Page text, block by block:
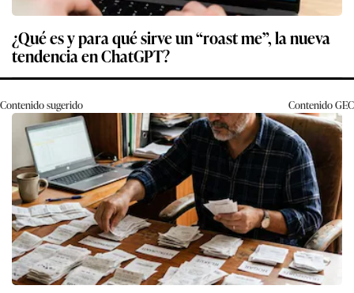
¿Qué es y para qué sirve un “roast me”, la nueva
tendencia en ChatGPT?
Contenido sugerido ContenidoGEC